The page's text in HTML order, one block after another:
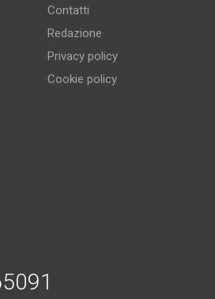
Contatti
Redazione
Privacy policy
Cookie policy